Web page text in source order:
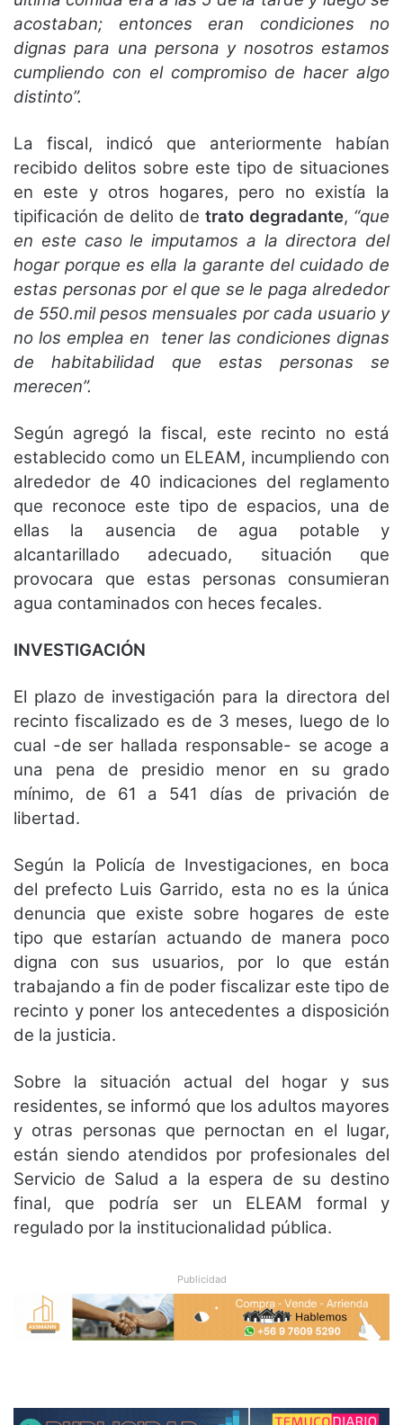
acostaban; entonces eran condiciones no
dignas para una persona y nosotros estamos
cumpliendo con el compromiso de hacer algo
distinto”.
La fiscal, indicó que anteriormente habían
recibido delitos sobre este tipo de situaciones
en este y otros hogares, pero no existía la
tipificación de delito de trato degradante, “que
en este caso le imputamos a la directora del
hogar porque es ella la garante del cuidado de
estas personas por el que se le paga alrededor
de 550.mil pesos mensuales por cada usuario y
no los emplea en tener las condiciones dignas
de habitabilidad que estas personas se
merecen”.
Según agregó la fiscal, este recinto no está
establecido como un ELEAM, incumpliendo con
alrededor de 40 indicaciones del reglamento
que reconoce este tipo de espacios, una de
ellas la ausencia de agua potable y
alcantarillado adecuado, situación que
provocara que estas personas consumieran
agua contaminados con heces fecales.
INVESTIGACIÓN
El plazo de investigación para la directora del
recinto fiscalizado es de 3 meses, luego de lo
cual -de ser hallada responsable- se acoge a
una pena de presidio menor en su grado
mínimo, de 61 a 541 días de privación de
libertad.
Según la Policía de Investigaciones, en boca
del prefecto Luis Garrido, esta no es la única
denuncia que existe sobre hogares de este
tipo que estarían actuando de manera poco
digna con sus usuarios, por lo que están
trabajando a fin de poder fiscalizar este tipo de
recinto y poner los antecedentes a disposición
de la justicia.
Sobre la situación actual del hogar y sus
residentes, se informó que los adultos mayores
y otras personas que pernoctan en el lugar,
están siendo atendidos por profesionales del
Servicio de Salud a la espera de su destino
final, que podría ser un ELEAM formal y
regulado por la institucionalidad pública.
Publicidad